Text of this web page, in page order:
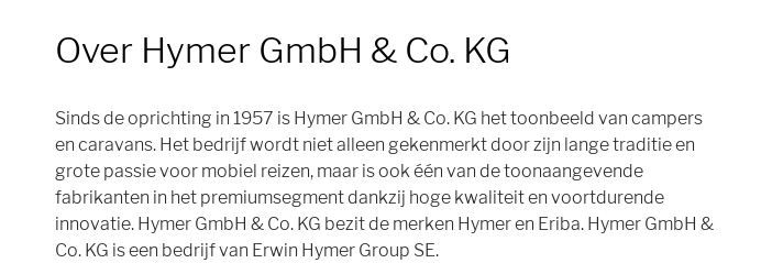
Over Hymer GmbH & Co. KG
Sinds de oprichting in 1957 is Hymer GmbH & Co. KG het toonbeeld van campers
en caravans. Het bedrijf wordt niet alleen gekenmerkt door zijn lange traditie en
grote passie voor mobiel reizen, maar is ook één van de toonaangevende
fabrikanten in het premiumsegment dankzij hoge kwaliteit en voortdurende
innovatie. Hymer GmbH & Co. KG bezit de merken Hymer en Eriba. Hymer GmbH &
Co. KG is een bedrijf van Erwin Hymer Group SE.